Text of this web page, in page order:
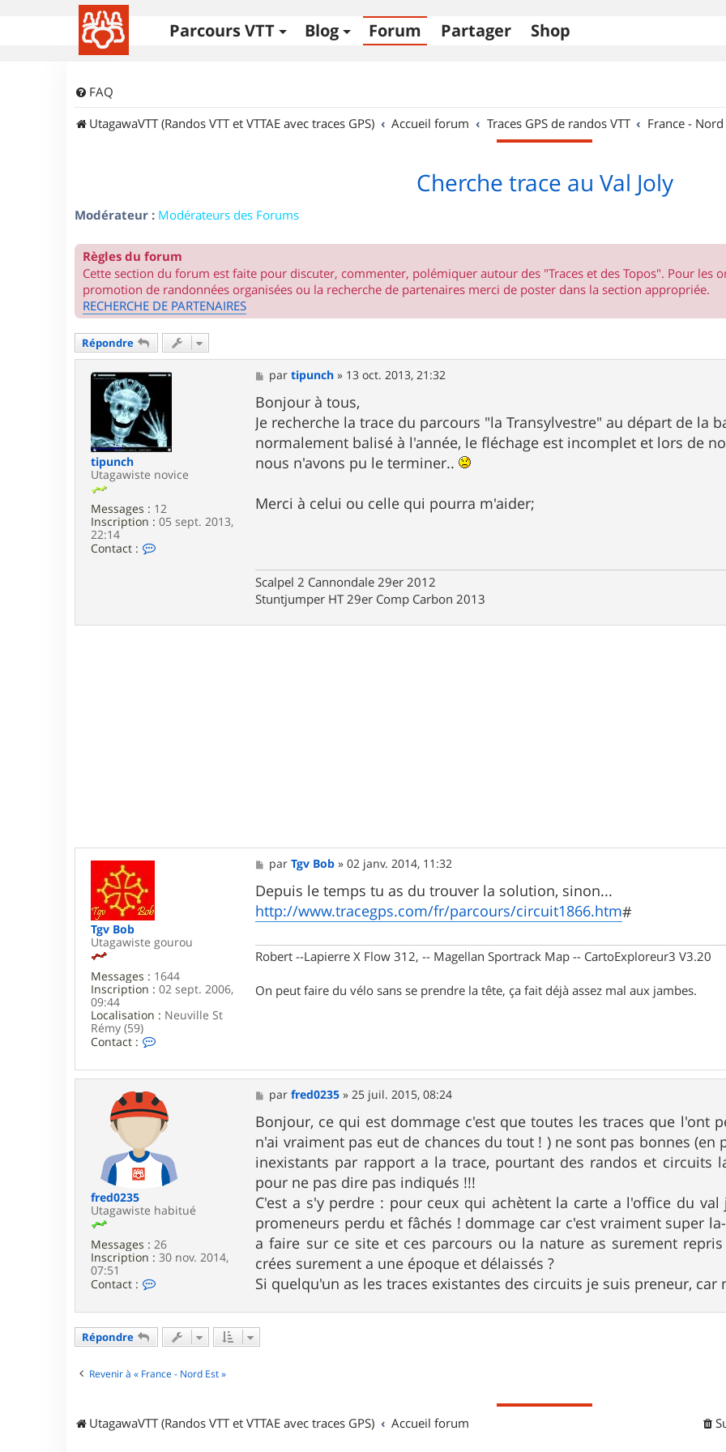
Parcours VTT Blog Forum Partager Shop
FAQ
UtagawaVTT (Randos VTT et VTTAE avec traces GPS)
Accueil forum Traces GPS de randos VTT France - Nord
Cherche trace au Val Joly
Modérateur : Modérateurs des Forums
Règles du forum
Cette section du forum est faite pour discuter, commenter, polémiquer autour des "Traces et des Topos". Pour les
promotion de randonnées organisées ou la recherche de partenaires merci de poster dans la section appropriée.
RECHERCHE DE PARTENAIRES
Répondre
tipunch
Utagawiste novice
Messages : 12
Inscription : 05 sept. 2013,
22:14
Contact :
t
M
e
s
s
a
g
e
partipunch » 13 oct. 2013, 21:32
Bonjour à tous,
Je recherche la trace du parcours "la Transylvestre" au départ de la
normalement balisé à l'année, le fléchage est incomplet et lors de
nous n'avons pu le terminer..
Merci à celui ou celle qui pourra m'aider;
Scalpel 2 Cannondale 29er 2012
Stuntjumper HT 29er Comp Carbon 2013
Tgv Bob
Utagawiste gourou
Messages : 1644
Inscription : 02 sept. 2006,
09:44
Localisation : Neuville St
Rémy (59)
Contact :
t
c
t
e
T
g
v
o
M
e
s
s
a
g
parTgv Bob »02 janv. 2014, 11:32
Depuis le temps tu as du trouver la solution, sinon...
http://www.tracegps.com/fr/parcours/circuit1866.htm#
Robert --Lapierre X Flow 312, -- Magellan Sportrack Map -- CartoExploreur3 V3.20
On peut faire du vélo sans se prendre la tête, ça fait déjà assez mal aux jambes.
fred0235
Utagawiste habitué
Messages : 26
Inscription : 30 nov. 2014,
07:51
Contact :
c
e
e
M
e
s
s
a
g
e
parfred0235 » 25 juil. 2015, 08:24
Bonjour, ce qui est dommage c'est que toutes les traces que l'ont
n'ai vraiment pas eut de chances du tout ! ) ne sont pas bonnes (en
inexistants par rapport a la trace, pourtant des randos et circuits
pour ne pas dire pas indiqués !!!
C'est a s'y perdre : pour ceux qui achètent la carte a l'office du
promeneurs perdu et fâchés ! dommage car c'est vraiment super
a faire sur ce site et ces parcours ou la nature as surement
crées surement a une époque et délaissés ?
Si quelqu'un as les traces existantes des circuits je suis preneur,
Répondre
Revenir à « France - Nord Est »
UtagawaVTT (Randos VTT et VTTAE avec traces GPS) Accueil forum